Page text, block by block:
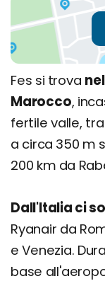
Fes si trova
Marocco,
fertile valle,
a circa 350 m
200 km da
Dall'Italia ci
Ryanair da
e Venezia.
base